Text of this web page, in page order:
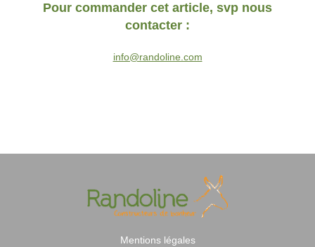
Pour commander cet article, svp nous
contacter :
info@randoline.com
Mentions légales